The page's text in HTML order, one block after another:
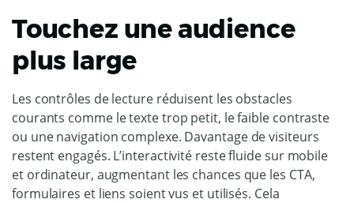
Touchez une audience
plus large
Les contrôles de lecture réduisent les obstacles
courants comme le texte trop petit, le faible contraste
ou une navigation complexe. Davantage de visiteurs
restent engagés. L’interactivité reste fluide sur mobile
et ordinateur, augmentant les chances que les CTA,
formulaires et liens soient vus et utilisés. Cela